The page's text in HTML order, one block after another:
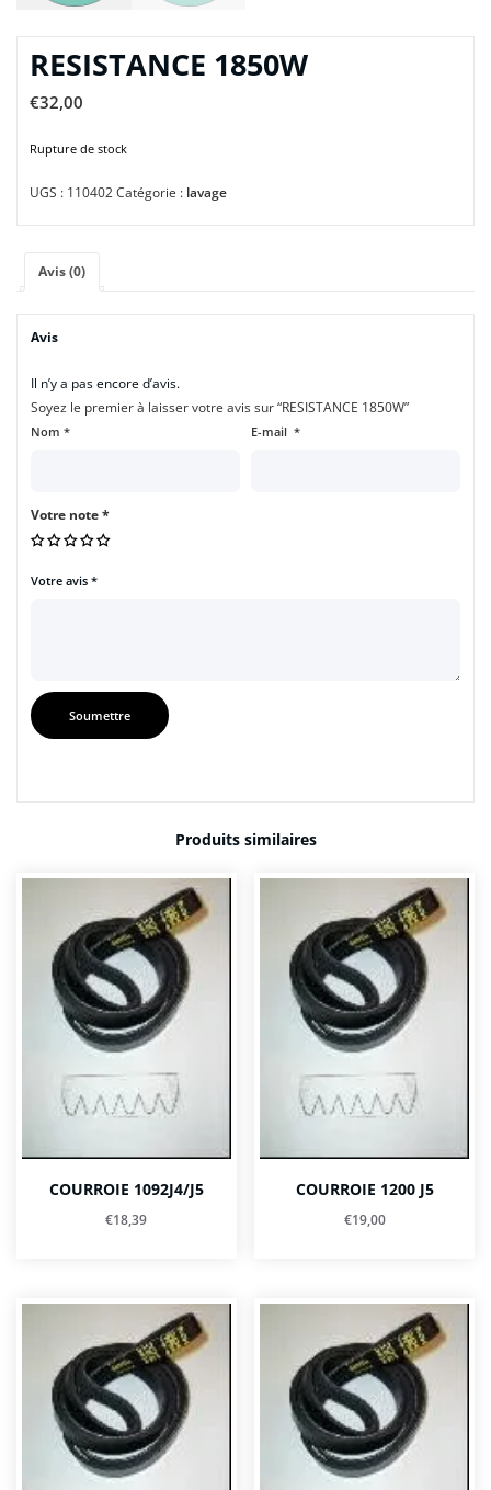
RESISTANCE 1850W
€32,00
Rupture de stock
UGS : 110402Catégorie : lavage
Avis (0)
Avis
Il n’y a pas encore d’avis.
Soyez le premier à laisser votre avis sur “RESISTANCE 1850W”
Nom * E-mail *
Votre note*
Votre avis *
Produits similaires
COURROIE 1092J4/J5
€18,39
COURROIE 1200 J5
€19,00